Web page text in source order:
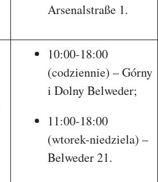
Arsenalstraße 1.
10:00-18:00
(codziennie) – Górny
i Dolny Belweder;
11:00-18:00
(wtorek-niedziela) –
Belweder 21.